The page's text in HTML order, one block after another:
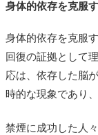
身体的依存を克服
身体的依存を克服
回復の証拠として
応は、依存した脳
時的な現象であり
禁煙に成功した人